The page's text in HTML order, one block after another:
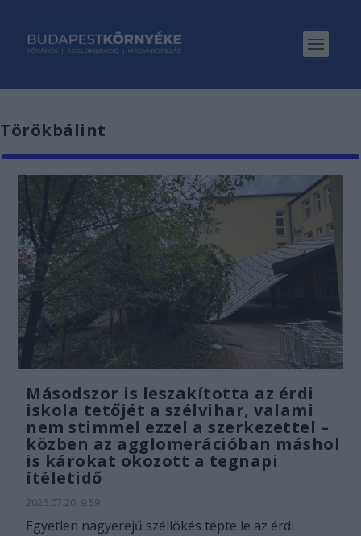
Törökbálint
Másodszor is leszakította az érdi
iskola tetőjét a szélvihar, valami
nem stimmel ezzel a szerkezettel –
közben az agglomerációban máshol
is károkat okozott a tegnapi
ítéletidő
2026.07.20. 9:59
Egyetlen nagyerejű széllökés tépte le az érdi